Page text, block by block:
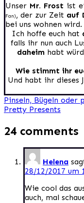
Unser Mr. Frost ist
Fan), der zur Zeit auf
bei uns wohnen wird.
Ich hoffe euch hat
falls ihr nun auch
daheim habt
Wie stimmt ihr
Und habt ihr dieses
Pinseln, Bügeln oder
Pretty Presents
24 comments
Helena
28/12/2017 um
Wie cool das
auch, mal